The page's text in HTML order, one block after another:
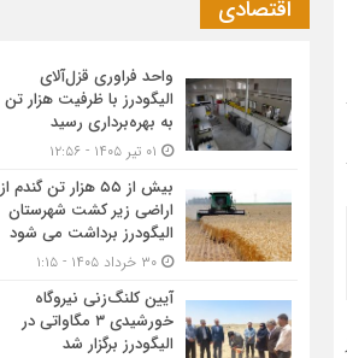
اقتصادی
واحد فراوری قزل‌آلای
الیگودرز با ظرفیت هزار تن
به بهره‌برداری رسید
بیش از ۵۵ هزار تن گندم از
اراضی زیر کشت شهرستان
الیگودرز برداشت می شود
آیین کلنگ‌زنی نیروگاه
خورشیدی ۳ مگاواتی در
الیگودرز برگزار شد